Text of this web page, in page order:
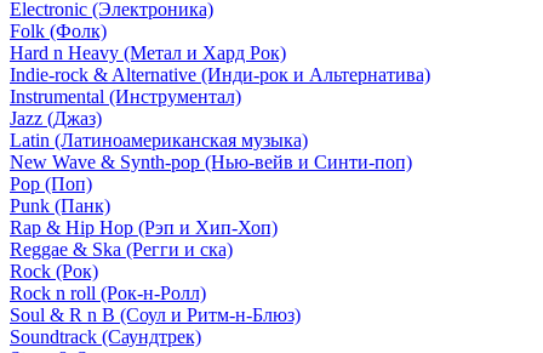
Electronic (Электроника)
Folk (Фолк)
Hard n Heavy (Метал и Хард Рок)
Indie-rock & Alternative (Инди-рок и Альтернатива)
Instrumental (Инструментал)
Jazz (Джаз)
Latin (Латиноамериканская музыка)
New Wave & Synth-pop (Нью-вейв и Синти-поп)
Pop (Поп)
Punk (Панк)
Rap & Hip Hop (Рэп и Хип-Хоп)
Reggae & Ska (Регги и ска)
Rock (Рок)
Rock n roll (Рок-н-Ролл)
Soul & R n B (Соул и Ритм-н-Блюз)
Soundtrack (Саундтрек)